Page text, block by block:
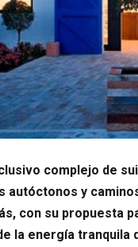
complejo de
y
con su propuesta
la energía tranquila